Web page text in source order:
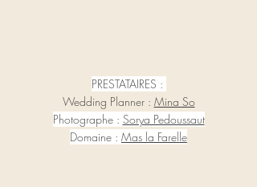
PRESTATAIRES :
Wedding Planner : Mina So
Photographe : Sorya Pedoussaut
Domaine : Mas la Farelle